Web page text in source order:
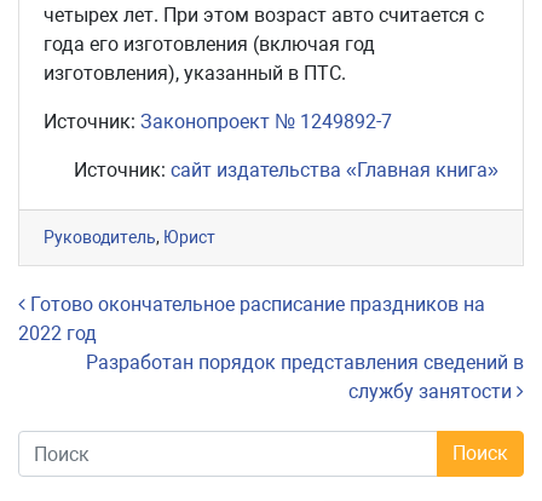
четырех лет. При этом возраст авто считается с
года его изготовления (включая год
изготовления), указанный в ПТС.
Источник: Законопроект № 1249892-7
Источник: сайт издательства «Главная книга»
Руководитель, Юрист
Навигация по записям
Готово окончательное расписание праздников на
2022 год
Разработан порядок представления сведений в
службу занятости